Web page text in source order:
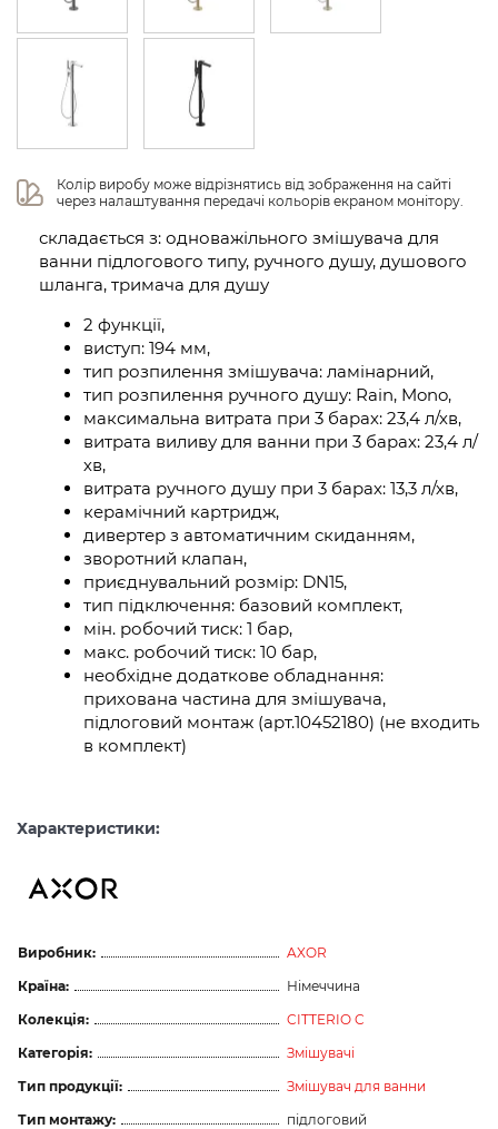
Колір виробу може відрізнятись від зображення на сайті
через налаштування передачі кольорів екраном монітору.
складається з: одноважільного змішувача для
ванни підлогового типу, ручного душу, душового
шланга, тримача для душу
2 функції,
виступ: 194 мм,
тип розпилення змішувача: ламінарний,
тип розпилення ручного душу: Rain, Mono,
максимальна витрата при 3 барах: 23,4 л/хв,
витрата виливу для ванни при 3 барах: 23,4 л/
хв,
витрата ручного душу при 3 барах: 13,3 л/хв,
керамічний картридж,
дивертер з автоматичним скиданням,
зворотний клапан,
приєднувальний розмір: DN15,
тип підключення: базовий комплект,
мін. робочий тиск: 1 бар,
макс. робочий тиск: 10 бар,
необхідне додаткове обладнання:
прихована частина для змішувача,
підлоговий монтаж (арт.10452180) (не входить
в комплект)
Характеристики:
Виробник:
AXOR
Країна:
Німеччина
Колекція:
CITTERIO C
Категорія:
Змішувачі
Тип продукції:
Змішувач для ванни
Тип монтажу:
підлоговий